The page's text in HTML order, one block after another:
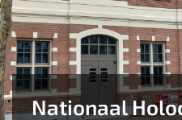
Nationaal